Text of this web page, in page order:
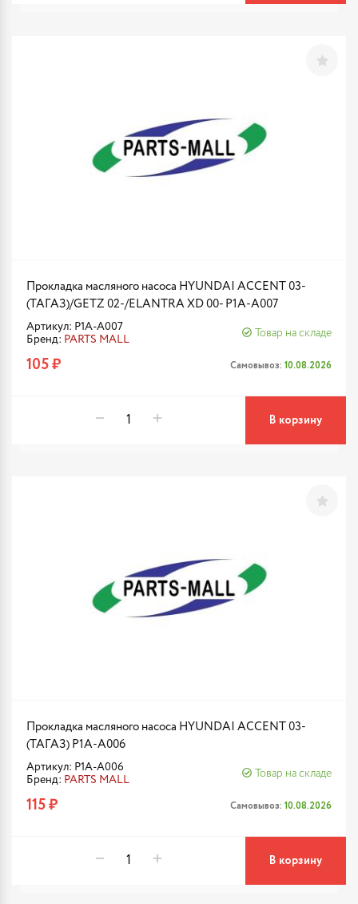
Прокладка масляного насоса HYUNDAI ACCENT 03-
(ТАГАЗ)/GETZ 02-/ELANTRA XD 00- P1A-A007
Артикул: P1A-A007
Бренд: PARTS MALL
Товар на складе
105 ₽ Самовывоз: 10.08.2026
В корзину
Прокладка масляного насоса HYUNDAI ACCENT 03-
(ТАГАЗ) P1A-A006
Артикул: P1A-A006
Бренд: PARTS MALL
Товар на складе
115 ₽ Самовывоз: 10.08.2026
В корзину